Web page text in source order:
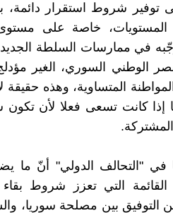
توفير شروط استقرار
المستويات، خاصة على
يوجّبه في ممارسات السلطة
الوطني السوري، الغير
المتساوية، وهذه حقيقة
إذا كانت تسعى فعلا لأن تكون
"التحالف الدولي" أنّ ما
القائمة التي تعزز شروط
بين مصلحة سوريا،